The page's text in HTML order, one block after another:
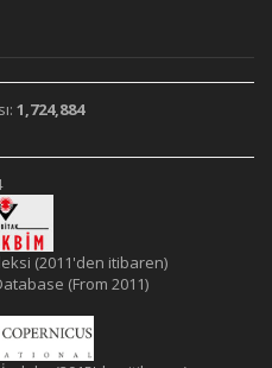
1,724,884
(2011'den itibaren)
(From 2011)